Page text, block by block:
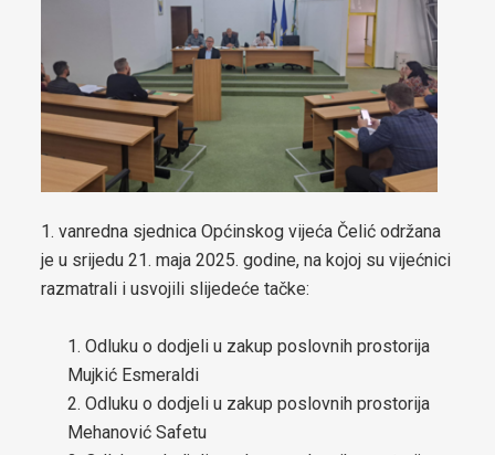
1. vanredna sjednica Općinskog vijeća Čelić održana
je u srijedu 21. maja 2025. godine, na kojoj su vijećnici
razmatrali i usvojili slijedeće tačke:
Odluku o dodjeli u zakup poslovnih prostorija
Mujkić Esmeraldi
Odluku o dodjeli u zakup poslovnih prostorija
Mehanović Safetu
Strateški dokumenti
Statut općine Čelić
Službeni glasnici općine Čelić
Prostorni plan općine Čelić
Elaborat zaštite izvorišta
Integrirana Razvojna strategija Općine Čelić 2020 – 2025
Strategija razvoja Općine Čelić 2026 - 2034
Pravilnik za omladinska udruženja